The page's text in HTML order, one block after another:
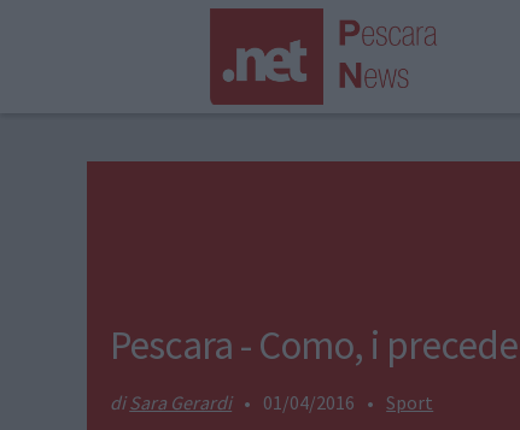
Pescara - Como, i
Sara Gerardi • 01/04/2016 • Sport